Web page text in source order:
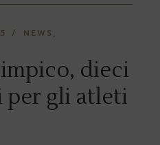
NEWS
dieci
gli atleti